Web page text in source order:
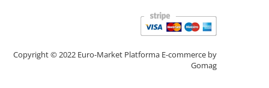
Copyright © 2022 Euro-Market Platforma E-commerce by
Gomag